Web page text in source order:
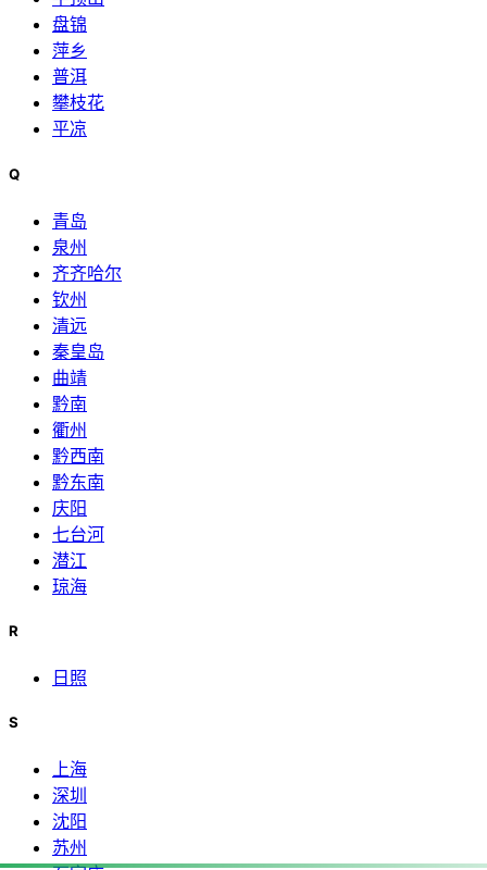
盘锦
萍乡
普洱
攀枝花
平凉
Q
青岛
泉州
齐齐哈尔
钦州
清远
秦皇岛
曲靖
黔南
衢州
黔西南
黔东南
庆阳
七台河
潜江
琼海
R
日照
S
上海
深圳
沈阳
苏州